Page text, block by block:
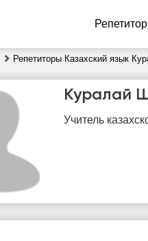
Репетиторы Казахский язык
Куралай
Учитель
сб
8
9